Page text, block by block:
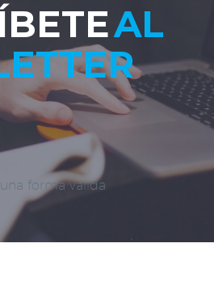
AL
forma válida